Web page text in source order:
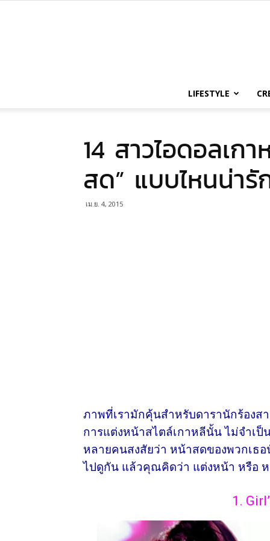
LIFESTYLE
14 สาวไอดอลเก
สด” แบบไหนน่า
เม.ย. 4, 2015
ภาพที่เรามักคุ้นสำหรับดารานักร้องส
การแต่งหน้าสไตล์เกาหลีนั้น ไม่จำเป็
หลายคนสงสัยว่า หน้าสดของพวกเธ
ไปดูกัน แล้วคุณคิดว่า แต่งหน้า หรือ
1.